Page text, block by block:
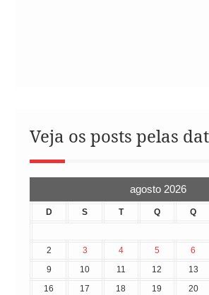
Veja os posts pelas
agosto 2026
D S T Q Q
2
3 4 5 6
9
10 11 12 13
16
17 18 19 20